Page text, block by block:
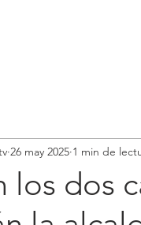
los dos
26 may 2025 1 min de